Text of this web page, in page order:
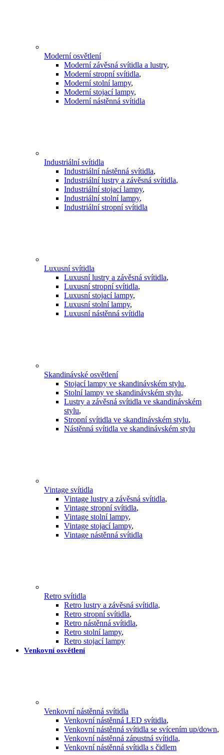
Moderní osvětlení
Moderní závěsná svítidla a lustry,
Moderní stropní svítidla,
Moderní stolní lampy,
Moderní stojací lampy,
Moderní nástěnná svítidla
Industriální svítidla
Industriální nástěnná svítidla,
Industriální lustry a závěsná svítidla,
Industriální stojací lampy,
Industriální stolní lampy,
Industriální stropní svítidla
Luxusní svítidla
Luxusní lustry a závěsná svítidla,
Luxusní stropní svítidla,
Luxusní stojací lampy,
Luxusní stolní lampy,
Luxusní nástěnná svítidla
Skandinávské osvětlení
Stojací lampy ve skandinávském stylu,
Stolní lampy ve skandinávském stylu,
Lustry a závěsná svítidla ve skandinávském
stylu,
Stropní svítidla ve skandinávském stylu,
Nástěnná svítidla ve skandinávském stylu
Vintage svítidla
Vintage lustry a závěsná svítidla,
Vintage stropní svítidla,
Vintage stolní lampy,
Vintage stojací lampy,
Vintage nástěnná svítidla
Retro svítidla
Retro lustry a závěsná svítidla,
Retro stropní svítidla,
Retro nástěnná svítidla,
Retro stolní lampy,
Retro stojací lampy
Venkovní osvětlení
Venkovní nástěnná svítidla
Venkovní nástěnná LED svítidla,
Venkovní nástěnná svítidla se svícením up/down,
Venkovní nástěnná zápustná svítidla,
Venkovní nástěnná svítidla s čidlem